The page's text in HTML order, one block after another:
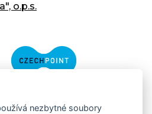
o.p.s.
nezbytné soubory